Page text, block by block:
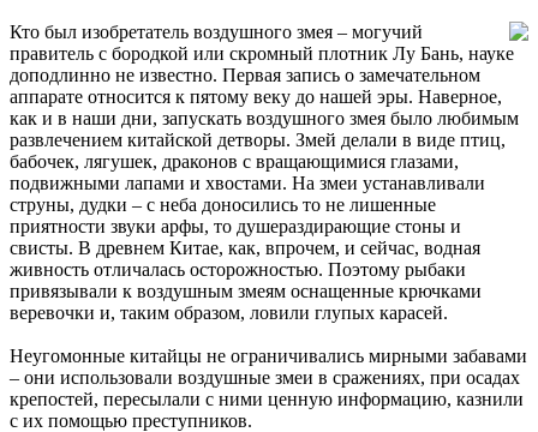
Кто был изобретатель воздушного змея – могучий
правитель с бородкой или скромный плотник Лу Бань, науке
доподлинно не известно. Первая запись о замечательном
аппарате относится к пятому веку до нашей эры. Наверное,
как и в наши дни, запускать воздушного змея было любимым
развлечением китайской детворы. Змей делали в виде птиц,
бабочек, лягушек, драконов с вращающимися глазами,
подвижными лапами и хвостами. На змеи устанавливали
струны, дудки – с неба доносились то не лишенные
приятности звуки арфы, то душераздирающие стоны и
свисты. В древнем Китае, как, впрочем, и сейчас, водная
живность отличалась осторожностью. Поэтому рыбаки
привязывали к воздушным змеям оснащенные крючками
веревочки и, таким образом, ловили глупых карасей.
Неугомонные китайцы не ограничивались мирными забавами
– они использовали воздушные змеи в сражениях, при осадах
крепостей, пересылали с ними ценную информацию, казнили
с их помощью преступников.